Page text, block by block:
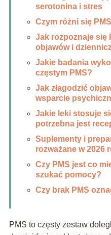
serotonina i stres
Czym różni się
Jak rozpoznaje się
objawów i
Jakie badania
częstym PMS?
Jak złagodzić
wsparcie
Jakie leki stosuje
potrzebna jest
Suplementy i
rozważane w 2026
Czy PMS jest co
szukać pomocy?
Czy brak PMS
PMS to częsty zestaw